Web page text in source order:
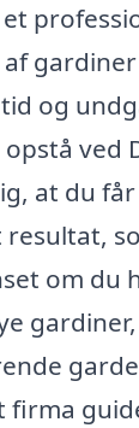
gardiner
og
ved
at du
om du
firma